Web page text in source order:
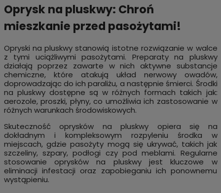
Oprysk na pluskwy: Chroń
mieszkanie przed pasożytami!
Opryski na pluskwy stanowią istotne rozwiązanie w walce
z tymi uciążliwymi pasożytami. Preparaty na pluskwy
działają poprzez zawarte w nich aktywne substancje
chemiczne, które atakują układ nerwowy owadów,
doprowadzając do ich paraliżu, a następnie śmierci. Środki
na pluskwy dostępne są w różnych formach takich jak:
aerozole, proszki, płyny, co umożliwia ich zastosowanie w
różnych warunkach środowiskowych.
Skuteczność oprysków na pluskwy opiera się na
dokładnym i kompleksowym rozpyleniu środka w
miejscach, gdzie pasożyty mogą się ukrywać, takich jak
szczeliny, szpary, podłogi czy pod meblami. Regularne
stosowanie oprysków na pluskwy jest kluczowe w
eliminacji infestacji oraz zapobieganiu ich ponownemu
wystąpieniu.